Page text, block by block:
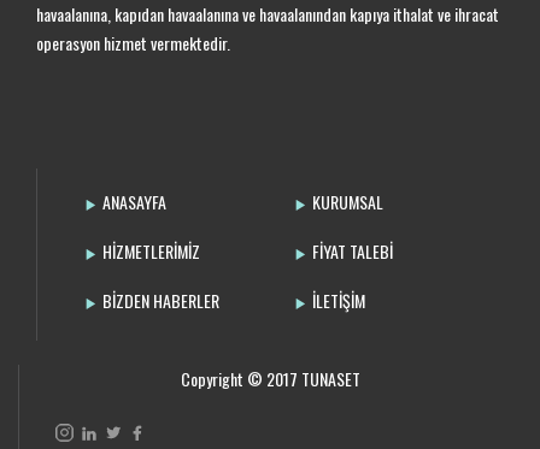
havaalanına, kapıdan havaalanına ve havaalanından kapıya ithalat ve ihracat
operasyon hizmet vermektedir.
ANASAYFA
KURUMSAL
HİZMETLERİMİZ
FİYAT TALEBİ
BİZDEN HABERLER
İLETİŞİM
Copyright © 2017 TUNASET